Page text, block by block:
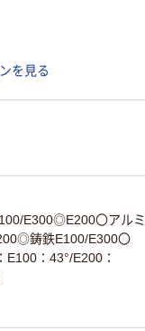
を見る
E300◎E200〇アルミ
鋳鉄E100/E300〇
E100：43°/E200：